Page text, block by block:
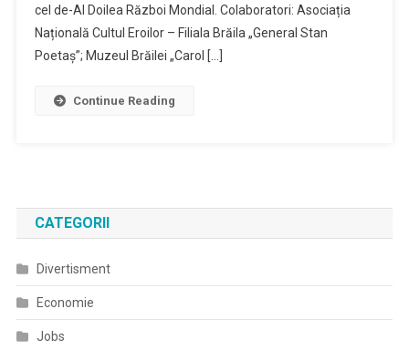
cel de-Al Doilea Război Mondial. Colaboratori: Asociația
Națională Cultul Eroilor – Filiala Brăila „General Stan
Poetaș”; Muzeul Brăilei „Carol […]
Continue Reading
CATEGORII
Divertisment
Economie
Jobs